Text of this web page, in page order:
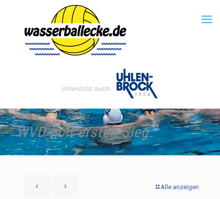
WVD holt ersten Sieg
Alle anzeigen